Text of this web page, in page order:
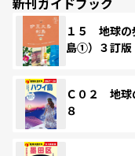
１５ 地球
島①）３訂版
Ｃ０２ 地球
８